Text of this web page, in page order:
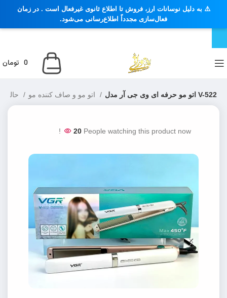
0 تومان
اتو مو حرفه ای وی جی آر مدل V-522
20 People watching this product now!
⚠️ به دلیل نوسانات ارز، فروش تا اطلاع ثانوی غیرفعال است . در زمان
فعال‌سازی مجدداً اطلاع‌رسانی می‌شود.